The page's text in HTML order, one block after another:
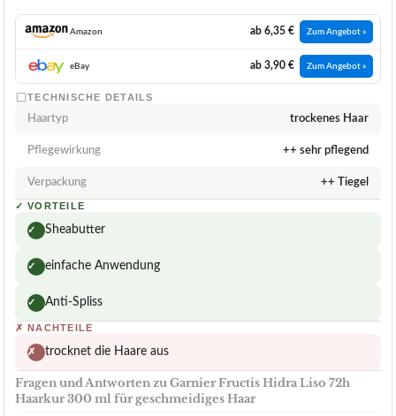
Amazon ab 6,35 € Zum Angebot »
eBay ab 3,90 € Zum Angebot »
TECHNISCHE DETAILS
Haartyp trockenes Haar
Pflegewirkung ++ sehr pflegend
Verpackung ++ Tiegel
✓ VORTEILE
✓ Sheabutter
✓ einfache Anwendung
✓ Anti-Spliss
✗ NACHTEILE
✗ trocknet die Haare aus
Fragen und Antworten zu Garnier Fructis Hidra Liso 72h
Haarkur 300 ml für geschmeidiges Haar